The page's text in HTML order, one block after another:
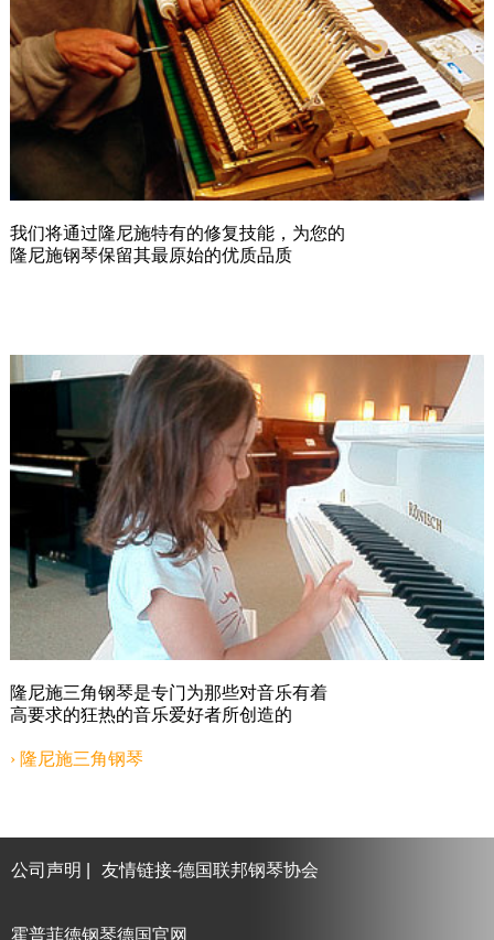
我们将通过隆尼施特有的修复技能，为您的
隆尼施钢琴保留其最原始的优质品质
隆尼施三角钢琴是专门为那些对音乐有着
高要求的狂热的音乐爱好者所创造的
› 隆尼施三角钢琴
公司声明 友情链接-德国联邦钢琴协会
霍普菲徳钢琴德国官网